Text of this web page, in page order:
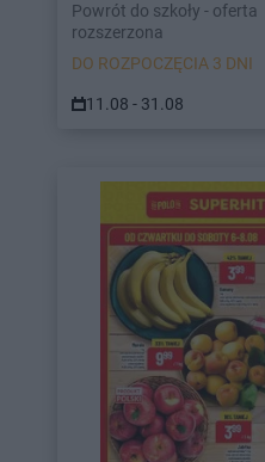
Powrót do szkoły - oferta
rozszerzona
DO ROZPOCZĘCIA 3 DNI
11.08 - 31.08